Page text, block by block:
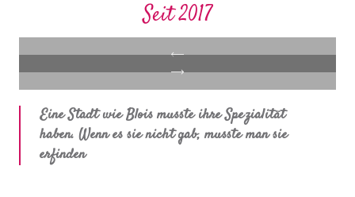
Seit 2017
Eine Stadt wie Blois musste ihre Spezialität
haben. Wenn es sie nicht gab, musste man sie
erfinden